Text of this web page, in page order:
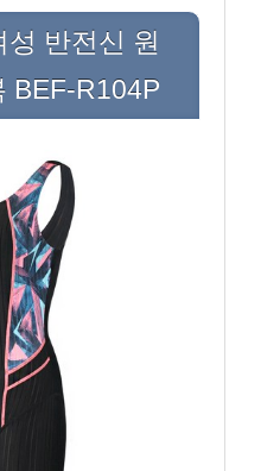
반전신 원
BEF-R104P